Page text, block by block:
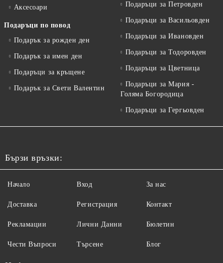
Аксесоари
Подаръци по повод
Подарък за рожден ден
Подарък за имен ден
Подаръци за кръщене
Подарък за Свети Валентин
Подаръци за Петровден
Подаръци за Васильовден
Подаръци за Ивановден
Подаръци за Тодоровден
Подаръци за Цветница
Подаръци за Мария -
Голяма Богородица
Подаръци за Гергьовден
Бързи връзки:
Начало
Доставка
Рекламации
Чести Въпроси
Вход
Регистрация
Лични Данни
Търсене
За нас
Контакт
Бюлетин
Блог